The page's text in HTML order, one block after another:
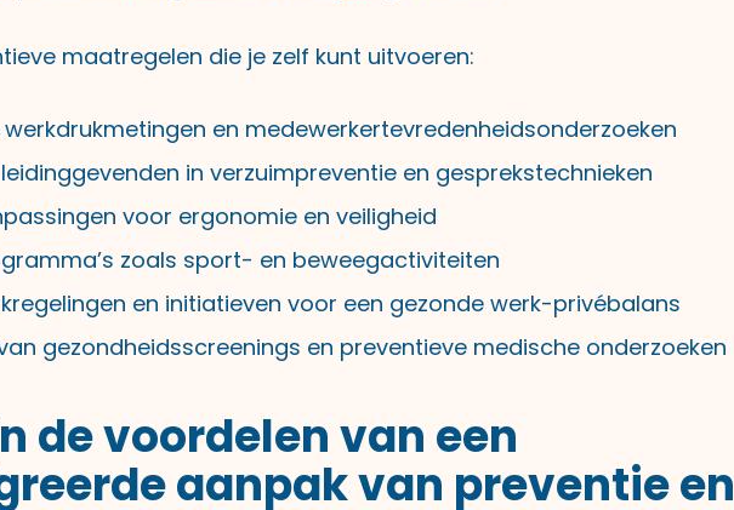
maatregelen die je zelf kunt uitvoeren:
en medewerkertevredenheidsonderzoeken
in verzuimpreventie en gesprekstechnieken
voor ergonomie en veiligheid
zoals sport- en beweegactiviteiten
en initiatieven voor een gezonde werk-privébalans
gezondheidsscreenings en preventieve medische onderzoeken
de voordelen van een
aanpak van preventie en